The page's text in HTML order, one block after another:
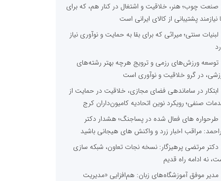
صنعت چوب؛ هنر، خلاقیت و اشتغال در کنار هم، که برای
نیازمند پشتیبانی از کالای ایرانی است
لبنیات سنتی؛ میراثی که برای بقا به حمایت و نوآوری نیاز
توسعه ورزش‌های رزمی و ترویج هرچه بهتر رشته‌های
در گرو خلاقیت و نوآوری است
ابتکار در ساماندهی فضای مجازی، خلاقیت در حمایت از
صنفی؛ رویکرد نوین اتحادیه کامیون‌داران کرج
طرحواره های فعال شده در پساجنگ؛ هشدار دکتر
مراقب اخبار زرد و واکنش های هیجانی باشید
دکتر مرتضی پرهیزگار: نسخه نجات تعاون، شبکه سازی
نه ادامه راه قدیم
مدیر موفق آموزشگاه‌های زبان: هم‌افزایی «مدیریت